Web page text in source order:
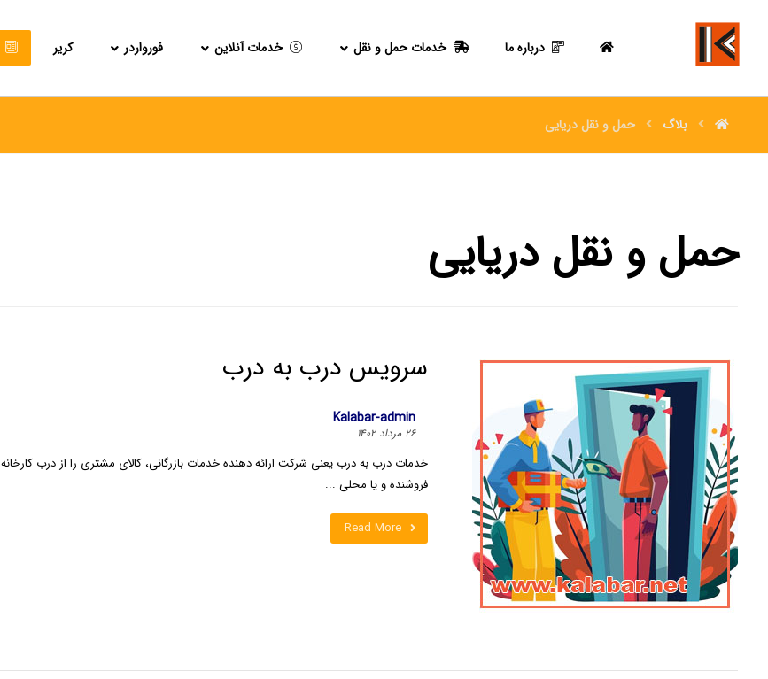
درباره ما خدمات حمل و نقل خدمات آنلاین فورواردر کریر
بلاگ حمل و نقل دریایی
حمل و نقل دریایی
سرویس درب به درب
Kalabar-admin
۲۶ مرداد ۱۴۰۲
خدمات درب به درب یعنی شرکت ارائه دهنده خدمات بازرگانی، کالای مشتری را از درب کارخانه
فروشنده و یا محلی ...
Read More